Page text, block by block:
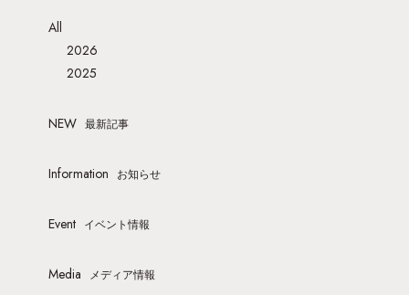
All
2026
2025
NEW 最新記事
Information お知らせ
Event イベント情報
Media メディア情報